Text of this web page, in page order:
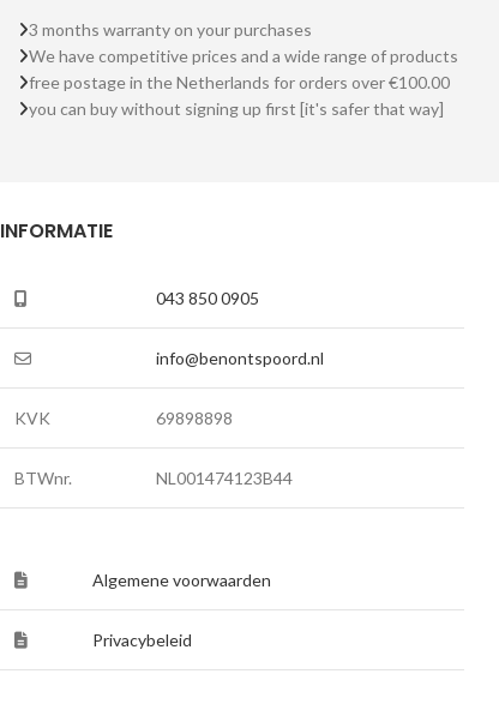
3 months warranty on your purchases
We have competitive prices and a wide range of products
free postage in the Netherlands for orders over €100.00
you can buy without signing up first [it's safer that way]
INFORMATIE
043 850 0905
info@benontspoord.nl
KVK 69898898
BTWnr. NL001474123B44
Algemene voorwaarden
Privacybeleid